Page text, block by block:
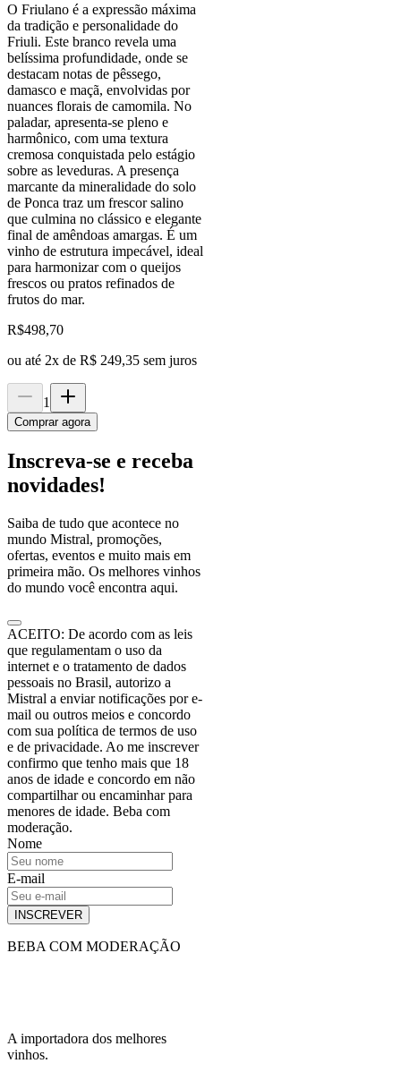
O Friulano é a expressão máxima
da tradição e personalidade do
Friuli. Este branco revela uma
belíssima profundidade, onde se
destacam notas de pêssego,
damasco e maçã, envolvidas por
nuances florais de camomila. No
paladar, apresenta-se pleno e
harmônico, com uma textura
cremosa conquistada pelo estágio
sobre as leveduras. A presença
marcante da mineralidade do solo
de Ponca traz um frescor salino
que culmina no clássico e elegante
final de amêndoas amargas. É um
vinho de estrutura impecável, ideal
para harmonizar com o queijos
frescos ou pratos refinados de
frutos do mar.
R$498,70
ou até 2x de R$ 249,35 sem juros
1
Comprar agora
Inscreva-se e receba
novidades!
Saiba de tudo que acontece no
mundo Mistral, promoções,
ofertas, eventos e muito mais em
primeira mão. Os melhores vinhos
do mundo você encontra aqui.
ACEITO: De acordo com as leis
que regulamentam o uso da
internet e o tratamento de dados
pessoais no Brasil, autorizo a
Mistral a enviar notificações por e-
mail ou outros meios e concordo
com sua política de termos de uso
e de privacidade. Ao me inscrever
confirmo que tenho mais que 18
anos de idade e concordo em não
compartilhar ou encaminhar para
menores de idade. Beba com
moderação.
Nome
E-mail
INSCREVER
BEBA COM MODERAÇÃO
A importadora dos melhores
vinhos.